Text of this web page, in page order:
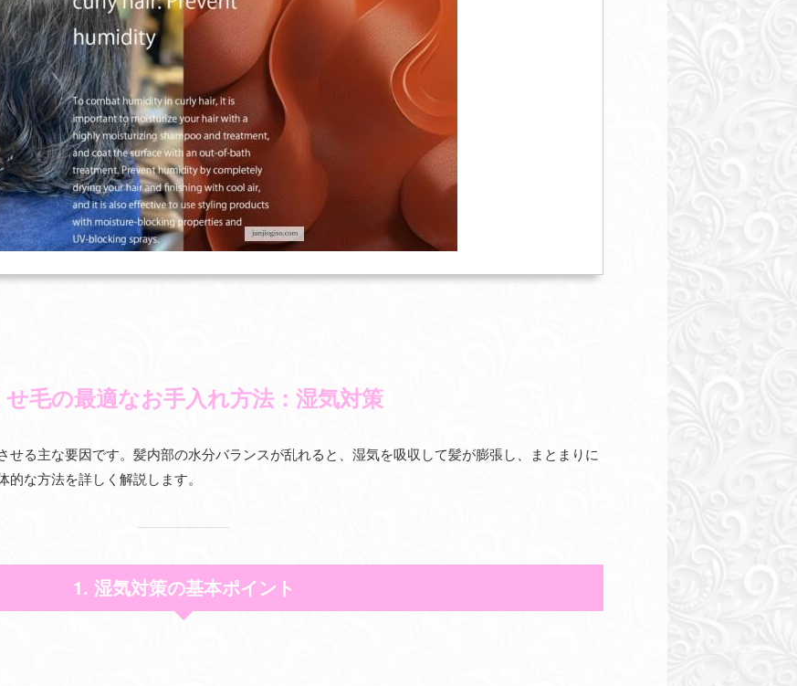
せ毛の最適なお手入れ方法：湿気対策
せる主な要因です。髪内部の水分バランスが乱れると、湿気を吸収して髪が膨張し、まとまりに
な方法を詳しく解説します。
1. 湿気対策の基本ポイント